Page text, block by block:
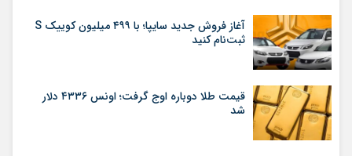
آغاز فروش جدید سایپا؛ با ۴۹۹ میلیون کوییک S
ثبت‌نام کنید
قیمت طلا دوباره اوج گرفت؛ اونس ۴۳۳۶ دلار
شد